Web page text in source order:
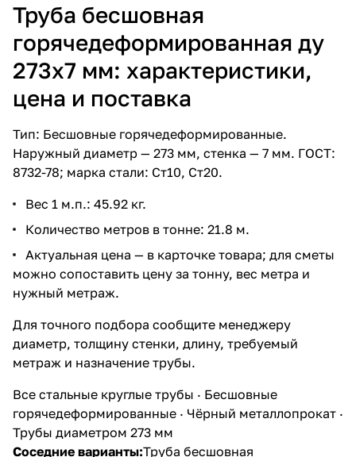
Труба бесшовная
горячедеформированная ду
273х7 мм: характеристики,
цена и поставка
Тип: Бесшовные горячедеформированные.
Наружный диаметр — 273 мм, стенка — 7 мм. ГОСТ:
8732-78; марка стали: Ст10, Ст20.
Вес 1 м.п.: 45.92 кг.
Количество метров в тонне: 21.8 м.
Актуальная цена — в карточке товара; для сметы
можно сопоставить цену за тонну, вес метра и
нужный метраж.
Для точного подбора сообщите менеджеру
диаметр, толщину стенки, длину, требуемый
метраж и назначение трубы.
Все стальные круглые трубы · Бесшовные
горячедеформированные · Чёрный металлопрокат ·
Трубы диаметром 273 мм
Соседние варианты:Труба бесшовная